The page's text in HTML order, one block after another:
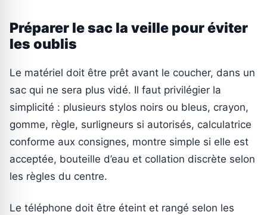
Préparer le sac la veille pour éviter
les oublis
Le matériel doit être prêt avant le coucher, dans un
sac qui ne sera plus vidé. Il faut privilégier la
simplicité : plusieurs stylos noirs ou bleus, crayon,
gomme, règle, surligneurs si autorisés, calculatrice
conforme aux consignes, montre simple si elle est
acceptée, bouteille d’eau et collation discrète selon
les règles du centre.
Le téléphone doit être éteint et rangé selon les